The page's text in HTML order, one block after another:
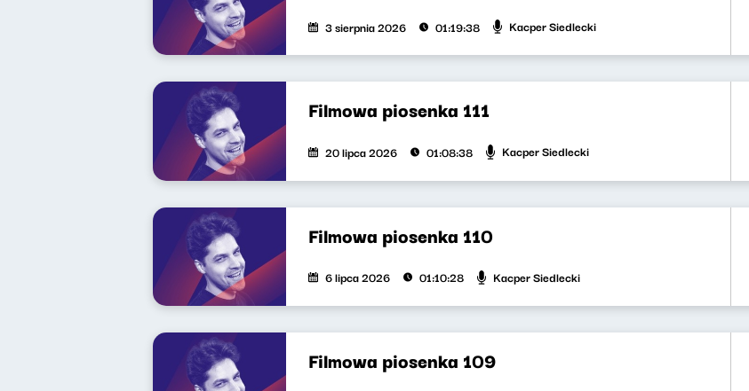
3 sierpnia 2026 01:19:38 Kacper Siedlecki
Filmowa piosenka 111
20 lipca 2026 01:08:38 Kacper Siedlecki
Filmowa piosenka 110
6 lipca 2026 01:10:28 Kacper Siedlecki
Filmowa piosenka 109